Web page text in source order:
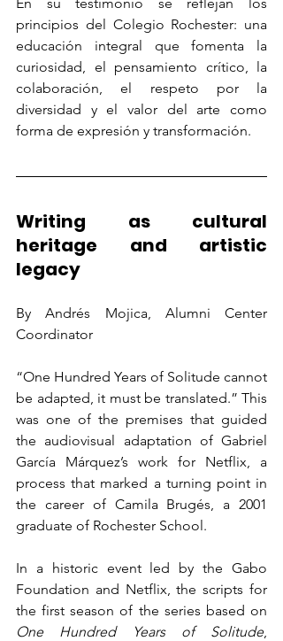
principios del Colegio Rochester: una
educación integral que fomenta la
curiosidad, el pensamiento crítico, la
colaboración, el respeto por la
diversidad y el valor del arte como
forma de expresión y transformación.
Writing as cultural
heritage and artistic
legacy
By Andrés Mojica, Alumni Center
Coordinator
“One Hundred Years of Solitude cannot
be adapted, it must be translated.” This
was one of the premises that guided
the audiovisual adaptation of Gabriel
García Márquez’s work for Netflix, a
process that marked a turning point in
the career of Camila Brugés, a 2001
graduate of Rochester School.
In a historic event led by the Gabo
Foundation and Netflix, the scripts for
One Hundred Years of Solitude,